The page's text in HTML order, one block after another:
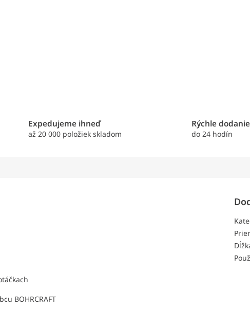
Expedujeme ihneď
až 20 000 položiek skladom
Rýchle dodanie
do 24 hodín
BOHRCRAFT